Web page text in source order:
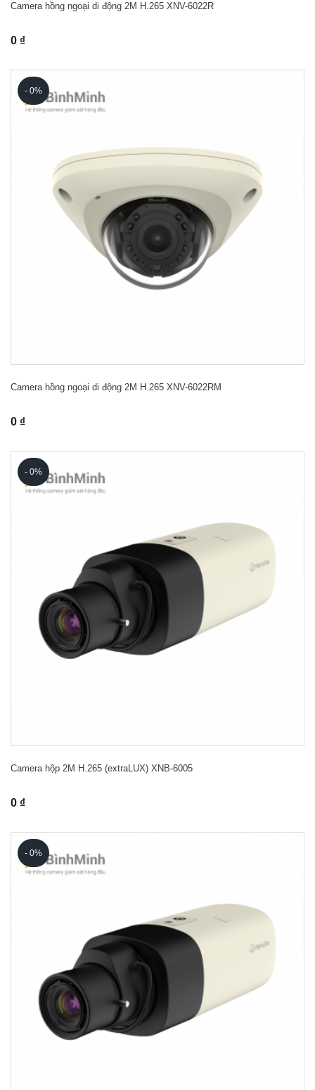
Camera hồng ngoại di động 2M H.265 XNV-6022R
0 ₫
- 0%
Camera hồng ngoại di động 2M H.265 XNV-6022RM
0 ₫
- 0%
Camera hộp 2M H.265 (extraLUX) XNB-6005
0 ₫
- 0%